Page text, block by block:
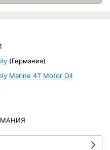
(Германия)
Marine 4T Motor Oil